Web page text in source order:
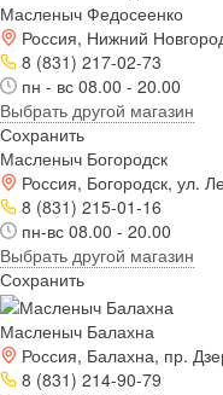
Масленыч Федосеенко
Россия, Нижний
8 (831) 217-02-73
пн - вс 08.00 - 20.00
Выбрать другой магазин
Сохранить
Масленыч Богородск
Россия, Богородск, ул.
8 (831) 215-01-16
пн-вс 08.00 - 20.00
Выбрать другой магазин
Сохранить
Масленыч Балахна
Россия, Балахна, пр.
8 (831) 214-90-79